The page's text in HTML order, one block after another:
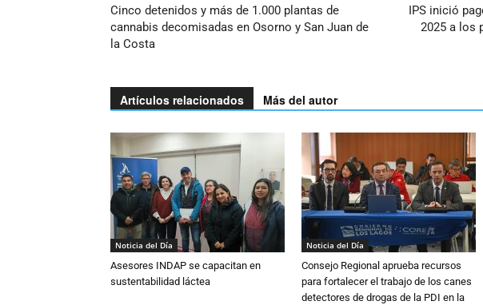
Cinco detenidos y más de 1.000 plantas de
cannabis decomisadas en Osorno y San Juan de
la Costa
IPS inició
2025 a los
Artículos relacionados Más del autor
Noticia del Día
Asesores INDAP se capacitan en
sustentabilidad láctea
Noticia del Día
Consejo Regional aprueba recursos
para fortalecer el trabajo de los canes
detectores de drogas de la PDI en la